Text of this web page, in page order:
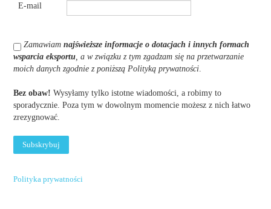
E-mail
Zamawiamnajświeższe informacje o dotacjach i innych formach
wsparcia eksportu, a w związku z tym zgadzam się na przetwarzanie
moich danych zgodnie z poniższą Polityką prywatności.
Bez obaw! Wysyłamy tylko istotne wiadomości, a robimy to
sporadycznie. Poza tym w dowolnym momencie możesz z nich łatwo
zrezygnować.
Polityka prywatności